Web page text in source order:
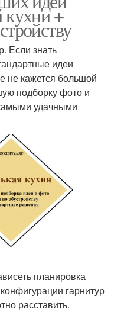
кухни +
Если знать
идеи
не кажется большой
подборку фото и
удачными
планировка
гарнитур
расставить.